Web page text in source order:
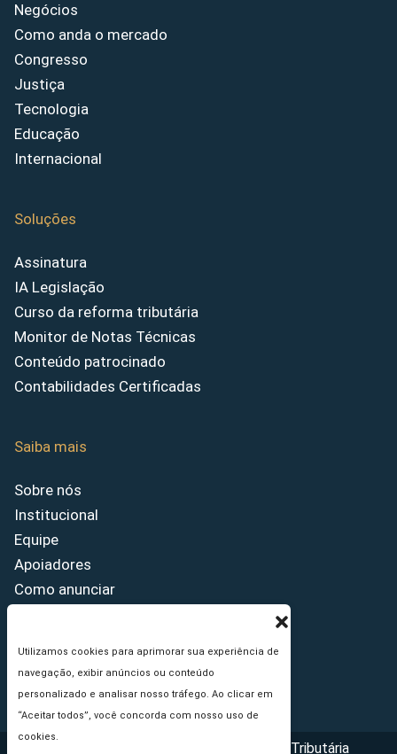
Utilizamos cookies para aprimorar sua experiência de
navegação, exibir anúncios ou conteúdo
personalizado e analisar nosso tráfego. Ao clicar em
“Aceitar todos”, você concorda com nosso uso de
cookies.
Negócios
Como anda o mercado
Congresso
Justiça
Tecnologia
Educação
Internacional
Soluções
Assinatura
IA Legislação
Curso da reforma tributária
Monitor de Notas Técnicas
Conteúdo patrocinado
Contabilidades Certificadas
Saiba mais
Sobre nós
Institucional
Equipe
Apoiadores
Como anunciar
Princípios Editoriais
Copyright © 2026 - Portal da Reforma Tributária